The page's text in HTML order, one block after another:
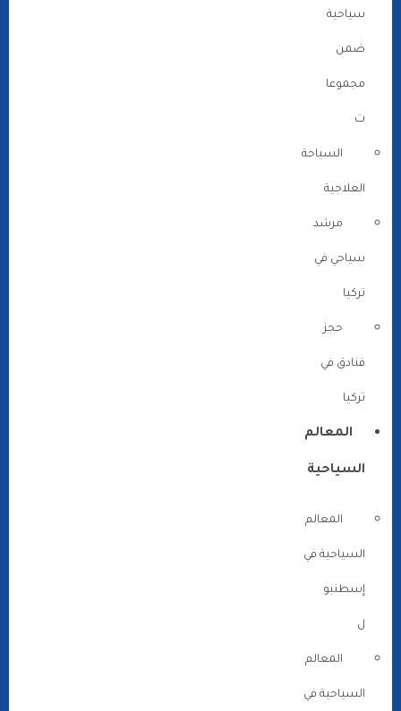
سياحية
ضمن
مجموعا
ت
السياحة
العلاجية
مرشد
سياحي في
تركيا
حجز
فنادق في
تركيا
المعالم
السياحية
المعالم
السياحية في
إسطنبو
ل
المعالم
السياحية في